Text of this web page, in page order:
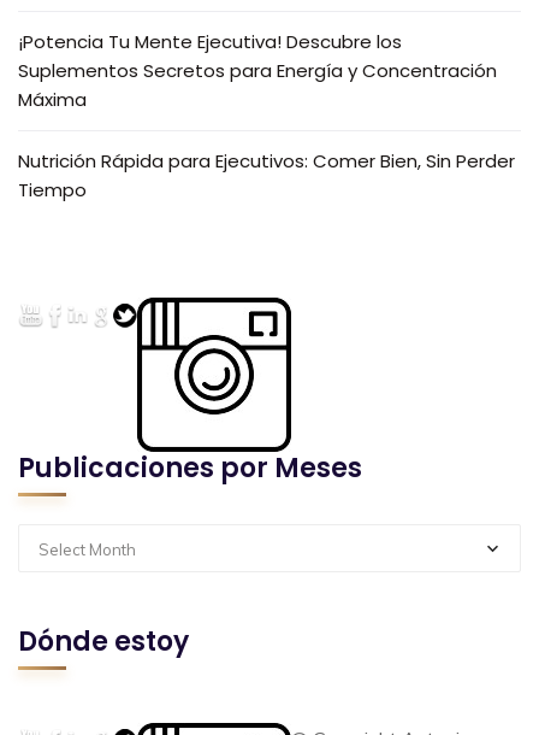
¡Potencia Tu Mente Ejecutiva! Descubre los
Suplementos Secretos para Energía y Concentración
Máxima
Nutrición Rápida para Ejecutivos: Comer Bien, Sin Perder
Tiempo
Publicaciones por Meses
Select Month
Dónde estoy